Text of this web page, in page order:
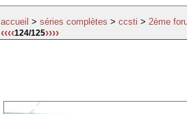
accueil > séries complètes > ccsti > 2ème
‹‹‹‹124/125››››